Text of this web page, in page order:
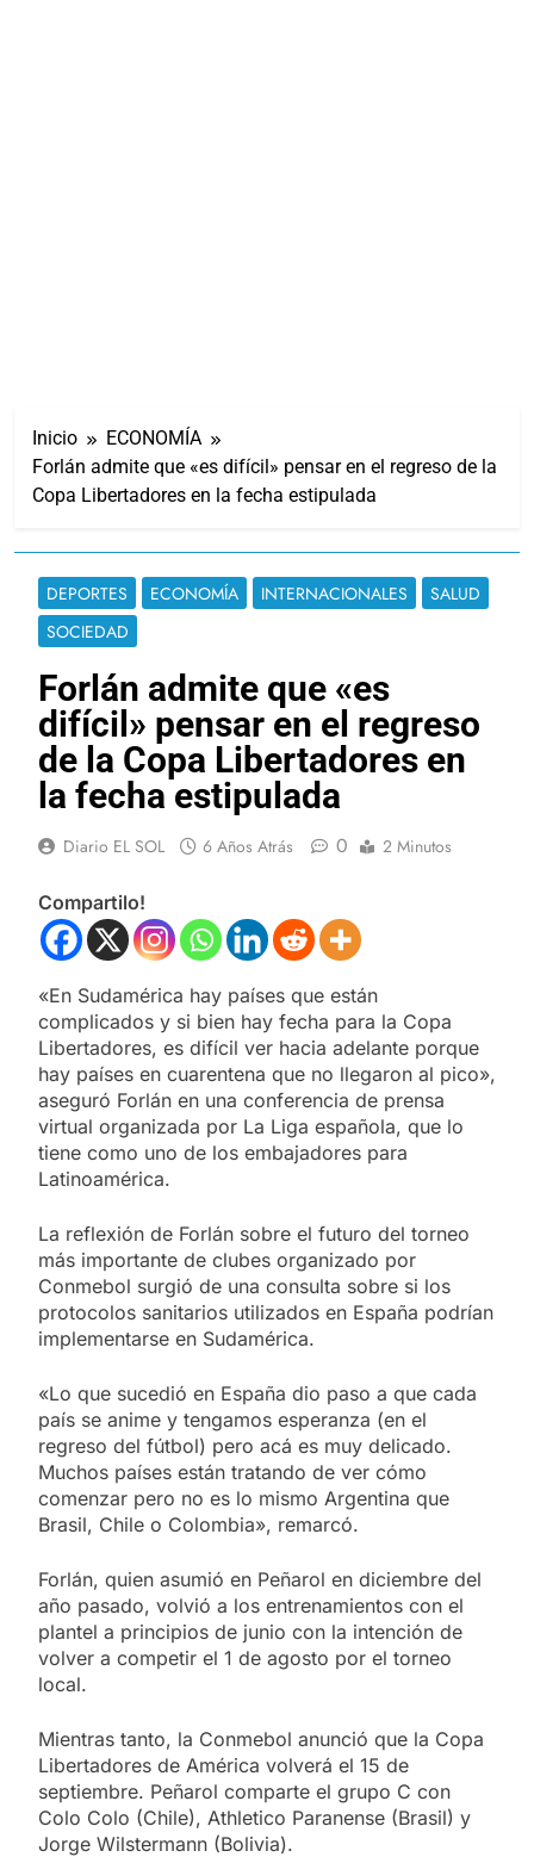
Inicio
ECONOMÍA
Forlán admite que «es difícil» pensar en el regreso de la
Copa Libertadores en la fecha estipulada
DEPORTES ECONOMÍA INTERNACIONALES
SALUD
SOCIEDAD
Forlán admite que «es
difícil» pensar en el regreso
de la Copa Libertadores en
la fecha estipulada
Diario EL SOL 6 Años Atrás 0 2 Minutos
Compartilo!
«En Sudamérica hay países que están
complicados y si bien hay fecha para la Copa
Libertadores, es difícil ver hacia adelante porque
hay países en cuarentena que no llegaron al pico»,
aseguró Forlán en una conferencia de prensa
virtual organizada por La Liga española, que lo
tiene como uno de los embajadores para
Latinoamérica.
La reflexión de Forlán sobre el futuro del torneo
más importante de clubes organizado por
Conmebol surgió de una consulta sobre si los
protocolos sanitarios utilizados en España podrían
implementarse en Sudamérica.
«Lo que sucedió en España dio paso a que cada
país se anime y tengamos esperanza (en el
regreso del fútbol) pero acá es muy delicado.
Muchos países están tratando de ver cómo
comenzar pero no es lo mismo Argentina que
Brasil, Chile o Colombia», remarcó.
Forlán, quien asumió en Peñarol en diciembre del
año pasado, volvió a los entrenamientos con el
plantel a principios de junio con la intención de
volver a competir el 1 de agosto por el torneo
local.
Mientras tanto, la Conmebol anunció que la Copa
Libertadores de América volverá el 15 de
septiembre. Peñarol comparte el grupo C con
Colo Colo (Chile), Athletico Paranense (Brasil) y
Jorge Wilstermann (Bolivia).